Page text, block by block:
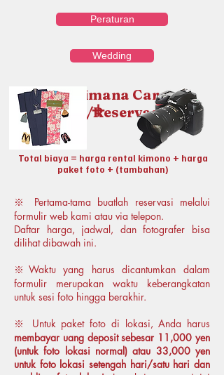
Peraturan
Wedding
Bagaimana Cara
Pesan/Reservasi?
+
Total biaya = harga rental kimono + harga
paket foto + (tambahan)
※ Pertama-tama buatlah reservasi melalui
formulir web kami atau via telepon.
Daftar harga, jadwal, dan fotografer bisa
dilihat dibawah ini.
※Waktu yang harus dicantumkan dalam
formulir merupakan waktu keberangkatan
untuk sesi foto hingga berakhir.
※ Untuk paket foto di lokasi, Anda harus
membayar uang deposit sebesar 11,000 yen
(untuk foto lokasi normal) atau 33,000 yen
untuk foto lokasi setengah hari/satu hari dan